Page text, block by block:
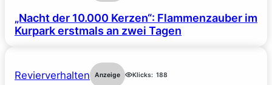
„Nacht der 10.000 Kerzen“: Flammenzauber im
Kurpark erstmals an zwei Tagen
Revierverhalten Anzeige Klicks: 188